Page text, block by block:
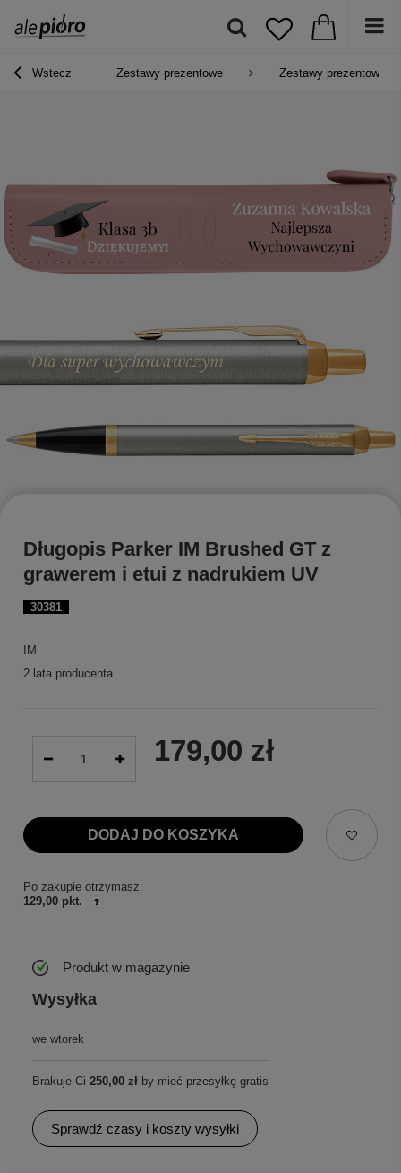
Wstecz Zestawy prezentowe Zestawy prezentowe
30381
Długopis Parker IM Brushed GT z
grawerem i etui z nadrukiem UV
IM
2 lata producenta
179,00 zł
DODAJ DO KOSZYKA
Po zakupie otrzymasz:
129,00 pkt.
Produkt w magazynie
Wysyłka
we wtorek
Brakuje Ci 250,00 zł by mieć przesyłkę gratis
Sprawdź czasy i koszty wysyłki